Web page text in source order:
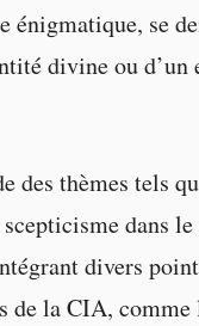
énigmatique, se
divine ou d’un
des thèmes tels
dans
divers
de la CIA, comme